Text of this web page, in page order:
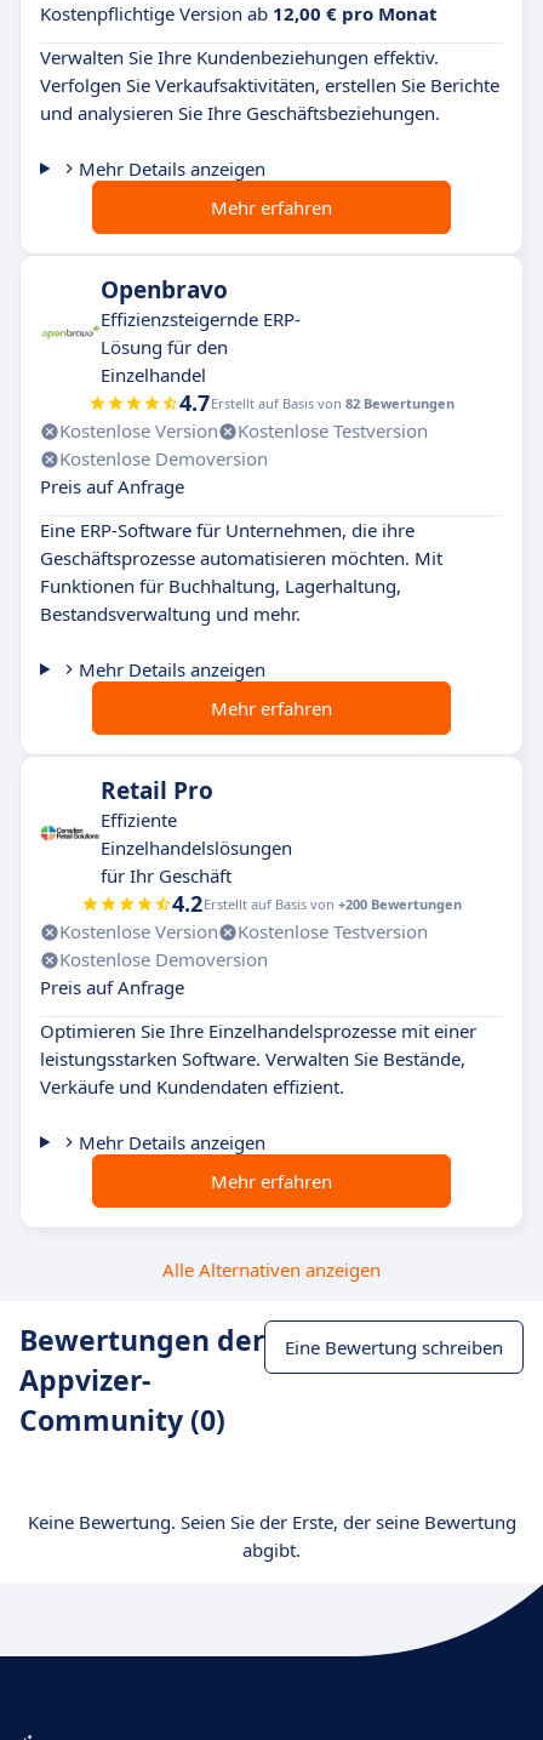
Kostenpflichtige Version ab 12,00 € pro Monat
Verwalten Sie Ihre Kundenbeziehungen effektiv.
Verfolgen Sie Verkaufsaktivitäten, erstellen Sie Berichte
und analysieren Sie Ihre Geschäftsbeziehungen.
Mehr Details anzeigen
Mehr erfahren
Openbravo
Effizienzsteigernde ERP-
Lösung für den
Einzelhandel
4.7Erstellt auf Basis von 82 Bewertungen
Kostenlose Version
Kostenlose Testversion
Kostenlose Demoversion
Preis auf Anfrage
Eine ERP-Software für Unternehmen, die ihre
Geschäftsprozesse automatisieren möchten. Mit
Funktionen für Buchhaltung, Lagerhaltung,
Bestandsverwaltung und mehr.
Mehr Details anzeigen
Mehr erfahren
Retail Pro
Effiziente
Einzelhandelslösungen
für Ihr Geschäft
4.2Erstellt auf Basis von +200 Bewertungen
Kostenlose Version
Kostenlose Testversion
Kostenlose Demoversion
Preis auf Anfrage
Optimieren Sie Ihre Einzelhandelsprozesse mit einer
leistungsstarken Software. Verwalten Sie Bestände,
Verkäufe und Kundendaten effizient.
Mehr Details anzeigen
Mehr erfahren
Alle Alternativen anzeigen
Bewertungen der
Appvizer-
Community (0)
Eine Bewertung schreiben
Keine Bewertung. Seien Sie der Erste, der seine Bewertung
abgibt.